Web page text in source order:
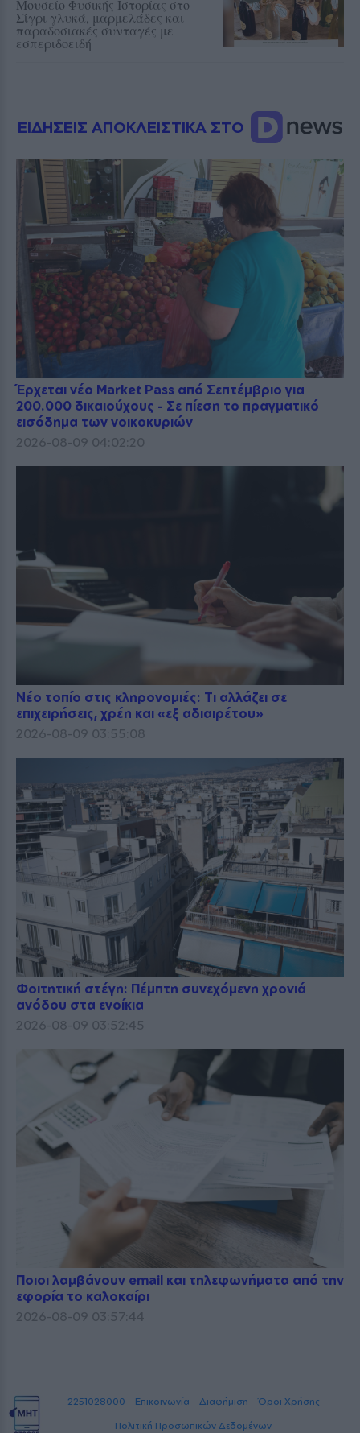
Μουσείο Φυσικής Ιστορίας στο
Σίγρι γλυκά, μαρμελάδες και
παραδοσιακές συνταγές με
εσπεριδοειδή
ΕΙΔΗΣΕΙΣ ΑΠΟΚΛΕΙΣΤΙΚΑ ΣΤΟ
Έρχεται νέο Market Pass από Σεπτέμβριο για
200.000 δικαιούχους - Σε πίεση το πραγματικό
εισόδημα των νοικοκυριών
2026-08-09 04:02:20
Νέο τοπίο στις κληρονομιές: Τι αλλάζει σε
επιχειρήσεις, χρέη και «εξ αδιαιρέτου»
2026-08-09 03:55:08
Φοιτητική στέγη: Πέμπτη συνεχόμενη χρονιά
ανόδου στα ενοίκια
2026-08-09 03:52:45
Ποιοι λαμβάνουν email και τηλεφωνήματα από την
εφορία το καλοκαίρι
2026-08-09 03:57:44
2251028000 Επικοινωνία Διαφήμιση
Όροι Χρήσης -
Πολιτική Προσωπικών Δεδομένων